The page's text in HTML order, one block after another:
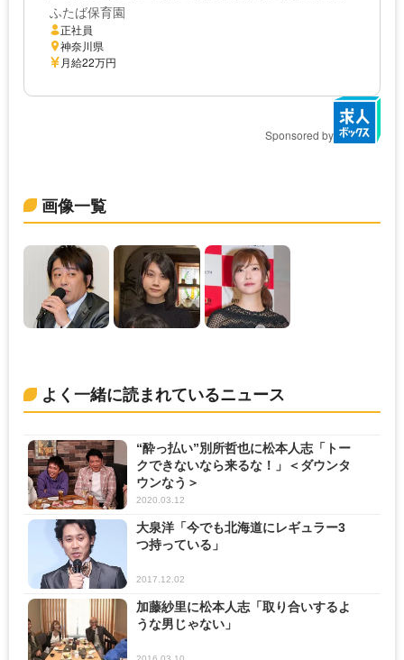
ふたば保育園
正社員
神奈川県
月給22万円
Sponsored by
画像一覧
よく一緒に読まれているニュース
“酔っ払い”別所哲也に松本人志「トー
クできないなら来るな！」＜ダウンタ
ウンなう＞
2020.03.12
大泉洋「今でも北海道にレギュラー3
つ持っている」
2017.12.02
加藤紗里に松本人志「取り合いするよ
うな男じゃない」